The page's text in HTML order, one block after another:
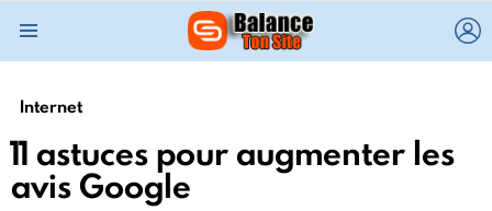
Internet
11 astuces pour augmenter les
avis Google